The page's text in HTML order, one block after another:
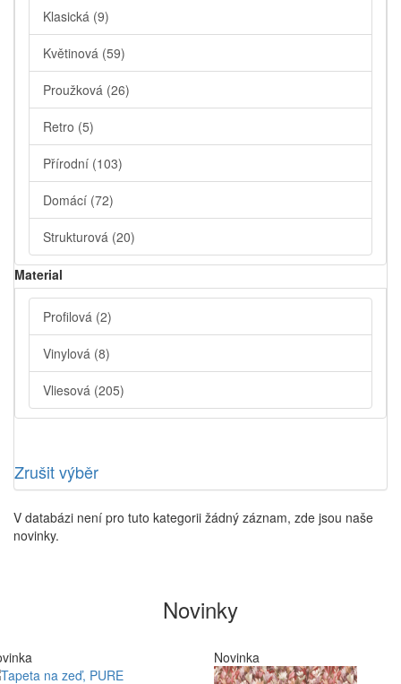
Klasická (9)
Květinová (59)
Proužková (26)
Retro (5)
Přírodní (103)
Domácí (72)
Strukturová (20)
Material
Profilová (2)
Vinylová (8)
Vliesová (205)
Zrušit výběr
V databázi není pro tuto kategorii žádný záznam, zde jsou naše
novinky.
Novinky
Novinka